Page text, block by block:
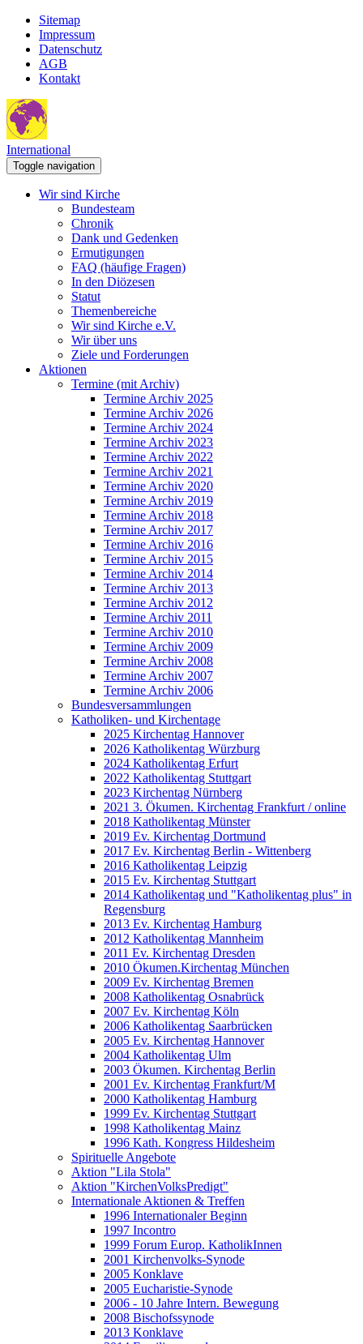
Sitemap
Impressum
Datenschutz
AGB
Kontakt
International
Toggle navigation
Wir sind Kirche
Bundesteam
Chronik
Dank und Gedenken
Ermutigungen
FAQ (häufige Fragen)
In den Diözesen
Statut
Themenbereiche
Wir sind Kirche e.V.
Wir über uns
Ziele und Forderungen
Aktionen
Termine (mit Archiv)
Termine Archiv 2025
Termine Archiv 2026
Termine Archiv 2024
Termine Archiv 2023
Termine Archiv 2022
Termine Archiv 2021
Termine Archiv 2020
Termine Archiv 2019
Termine Archiv 2018
Termine Archiv 2017
Termine Archiv 2016
Termine Archiv 2015
Termine Archiv 2014
Termine Archiv 2013
Termine Archiv 2012
Termine Archiv 2011
Termine Archiv 2010
Termine Archiv 2009
Termine Archiv 2008
Termine Archiv 2007
Termine Archiv 2006
Bundesversammlungen
Katholiken- und Kirchentage
2025 Kirchentag Hannover
2026 Katholikentag Würzburg
2024 Katholikentag Erfurt
2022 Katholikentag Stuttgart
2023 Kirchentag Nürnberg
2021 3. Ökumen. Kirchentag Frankfurt / online
2018 Katholikentag Münster
2019 Ev. Kirchentag Dortmund
2017 Ev. Kirchentag Berlin - Wittenberg
2016 Katholikentag Leipzig
2015 Ev. Kirchentag Stuttgart
2014 Katholikentag und "Katholikentag plus" in
Regensburg
2013 Ev. Kirchentag Hamburg
2012 Katholikentag Mannheim
2011 Ev. Kirchentag Dresden
2010 Ökumen.Kirchentag München
2009 Ev. Kirchentag Bremen
2008 Katholikentag Osnabrück
2007 Ev. Kirchentag Köln
2006 Katholikentag Saarbrücken
2005 Ev. Kirchentag Hannover
2004 Katholikentag Ulm
2003 Ökumen. Kirchentag Berlin
2001 Ev. Kirchentag Frankfurt/M
2000 Katholikentag Hamburg
1999 Ev. Kirchentag Stuttgart
1998 Katholikentag Mainz
1996 Kath. Kongress Hildesheim
Spirituelle Angebote
Aktion "Lila Stola"
Aktion "KirchenVolksPredigt"
Internationale Aktionen & Treffen
1996 Internationaler Beginn
1997 Incontro
1999 Forum Europ. KatholikInnen
2001 Kirchenvolks-Synode
2005 Konklave
2005 Eucharistie-Synode
2006 - 10 Jahre Intern. Bewegung
2008 Bischofssynode
2013 Konklave